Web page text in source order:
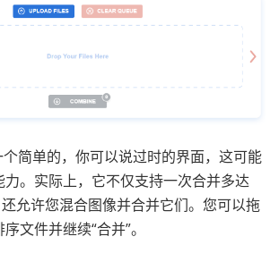
简单的，你可以说过时的界面，这可能
力。实际上，它不仅支持一次合并多达
允许您混合图像并合并它们。您可以拖
文件并继续“合并”。